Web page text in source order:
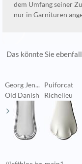
dem Umfang seiner
nur in Garnituren
Das könnte Sie
Georg Jen...
Old Danish
Puiforcat
Richelieu